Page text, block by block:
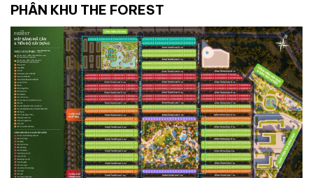
PHÂN KHU THE FOREST